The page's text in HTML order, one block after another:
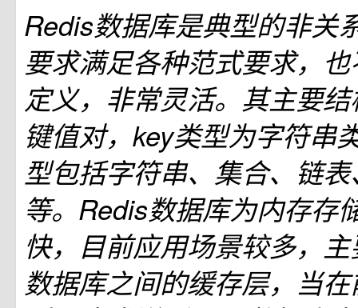
Redis数据库是典型的非关
要求满足各种范式要求，
定义，非常灵活。其主要
键值对，key类型为字符串
型包括字符串、集合、链
等。Redis数据库为内存存
快，目前应用场景较多，
数据库之间的缓存层，当